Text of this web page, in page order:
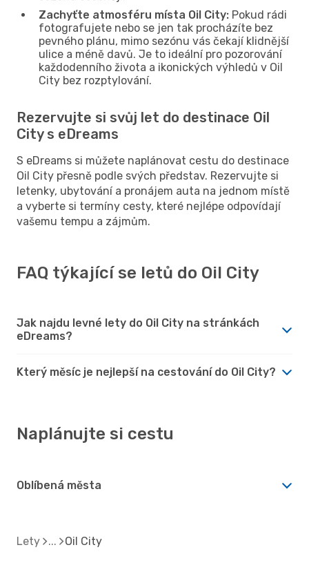
Zachyťte atmosféru místa Oil City: Pokud rádi
fotografujete nebo se jen tak procházíte bez
pevného plánu, mimo sezónu vás čekají klidnější
ulice a méně davů. Je to ideální pro pozorování
každodenního života a ikonických výhledů v Oil
City bez rozptylování.
Rezervujte si svůj let do destinace Oil
City s eDreams
S eDreams si můžete naplánovat cestu do destinace
Oil City přesně podle svých představ. Rezervujte si
letenky, ubytování a pronájem auta na jednom místě
a vyberte si termíny cesty, které nejlépe odpovídají
vašemu tempu a zájmům.
FAQ týkající se letů do Oil City
Jak najdu levné lety do Oil City na stránkách
eDreams?
Který měsíc je nejlepší na cestování do Oil City?
Naplánujte si cestu
Oblíbená města
Lety Oil City